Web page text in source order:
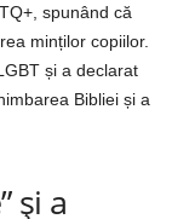
spunând că
minților copiilor.
și a declarat
Bibliei și a
și a